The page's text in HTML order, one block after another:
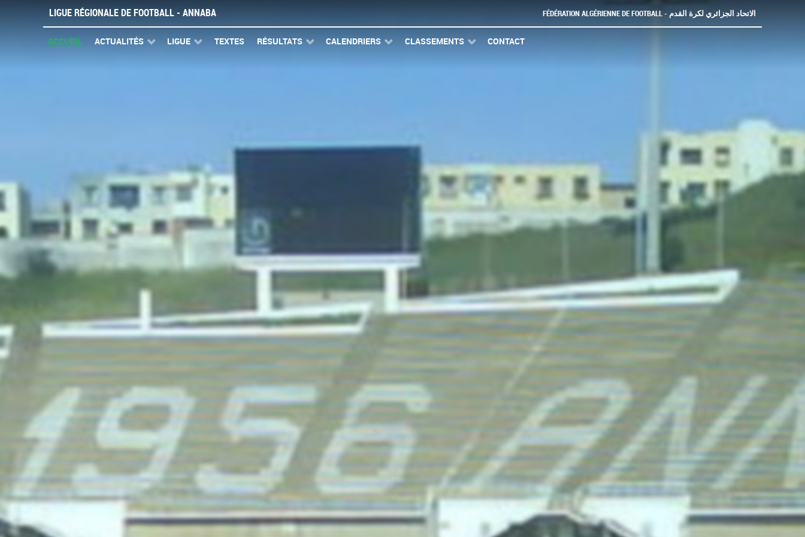
LIGUE RÉGIONALE DE FOOTBALL - ANNABA FÉDÉRATION ALGÉRIENNE DE FOOTBALL - الاتحاد الجزائري لكرة القدم
ACCUEIL ACTUALITÉS LIGUE TEXTES RÉSULTATS CALENDRIERS CLASSEMENTS CONTACT